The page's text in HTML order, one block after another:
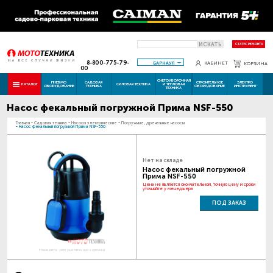
ИСКАТЬ СТАТУС РЕМОНТА
8-800-775-79-
00
БАРНАУЛ КАБИНЕТ КОРЗИНА
КАТАЛОГ ПНЕВМО
ОБОРУДОВАНИЕ
САДОВАЯ
ТЕХНИКА СИЛОВАЯ ТЕХНИКА
СНЕГОУБОРОЧНАЯ
И ТЕПЛОВАЯ
ТЕХНИКА
СТРОИТЕЛЬНОЕ
ОБОРУДОВАНИЕ
ЭЛЕКТРО
ИНСТРУМЕНТ
Насос фекальный погружной Прима NSF-550
Главная - Садовая техника - Насосы электрические - Погружные, дренажные насосы
- Насос фекальный погружной Прима NSF-550
Наведите для увеличения картинки
Нет на складе
Насос фекальный погружной
Прима NSF-550
Цена не является окончательной, точную цену и сроки
уточняйте у менеджера
ПОД ЗАКАЗ